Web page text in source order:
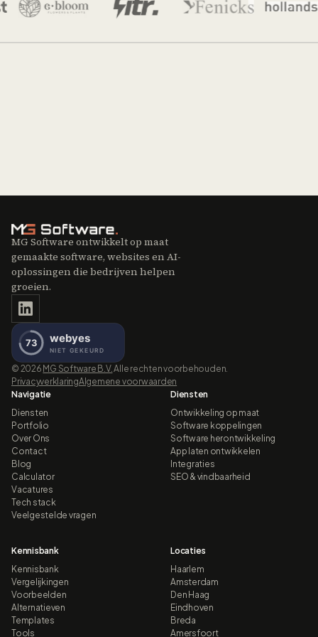
MG Software ontwikkelt op maat
gemaakte software, websites en AI-
oplossingen die bedrijven helpen
groeien.
© 2026 MG Software B.V. Alle rechten voorbehouden.
PrivacyverklaringAlgemene voorwaarden
Navigatie
Diensten
Portfolio
Over Ons
Contact
Blog
Calculator
Vacatures
Tech stack
Veelgestelde vragen
Diensten
Ontwikkeling op maat
Software koppelingen
Software herontwikkeling
App laten ontwikkelen
Integraties
SEO & vindbaarheid
Kennisbank
Kennisbank
Vergelijkingen
Voorbeelden
Alternatieven
Templates
Tools
Locaties
Haarlem
Amsterdam
Den Haag
Eindhoven
Breda
Amersfoort